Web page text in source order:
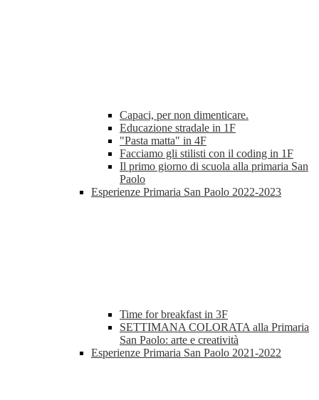
Capaci, per non dimenticare.
Educazione stradale in 1F
"Pasta matta" in 4F
Facciamo gli stilisti con il coding in 1F
Il primo giorno di scuola alla primaria San
Paolo
Esperienze Primaria San Paolo 2022-2023
Time for breakfast in 3F
SETTIMANA COLORATA alla Primaria
San Paolo: arte e creatività
Esperienze Primaria San Paolo 2021-2022